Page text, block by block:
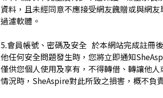
資料，且未經同意不應接受網友餽贈或與網
過濾軟體。
5.會員帳號、密碼及安全 於本網站完成註冊
他任何安全問題發生時，您將立即通知
僅供您個人使用及享有，不得轉借、轉讓他
情況時，SheAspire對此所致之損害，概不負